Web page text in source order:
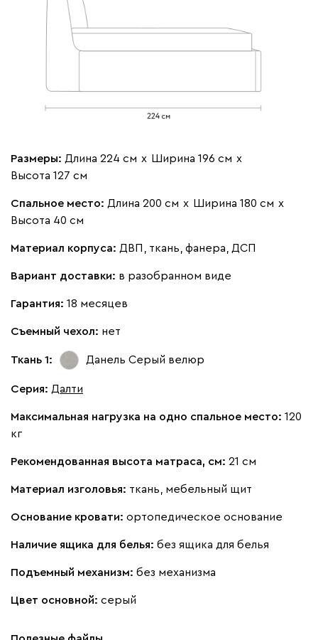
695
2980
Графит Серый Терракота Тёмно-синий
Размеры: Длина 224 см х Ширина 196 см х
Высота 127 см
Спальное место: Длина 200 см х Ширина 180 см х
Высота 40 см
Материал корпуса: ДВП, ткань, фанера, ДСП
Вариант доставки: в разобранном виде
Гарантия: 18 месяцев
Съемный чехол: нет
Ткань 1: Данель Серый велюр
Серия: Далти
Максимальная нагрузка на одно спальное место: 120
кг
Рекомендованная высота матраса, см: 21 см
Материал изголовья: ткань, мебельный щит
Основание кровати: ортопедическое основание
Наличие ящика для белья: без ящика для белья
Подъемный механизм: без механизма
Цвет основной: серый